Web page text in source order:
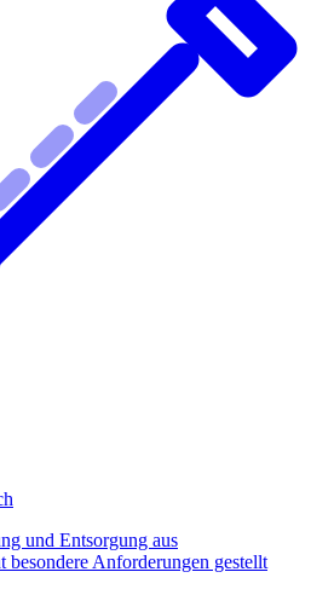
und Entsorgung aus
Anforderungen gestellt